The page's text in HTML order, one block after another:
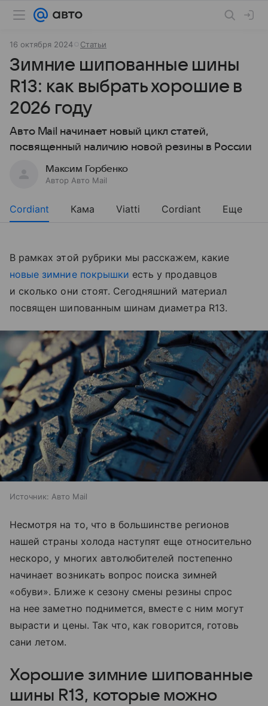
16 октября 2024 Статьи
Зимние шипованные шины
R13: как выбрать хорошие в
2026 году
Авто Mail начинает новый цикл статей,
посвященный наличию новой резины в России
Максим Горбенко
Автор Авто Mail
Cordiant Кама Viatti Cordiant Еще
В рамках этой рубрики мы расскажем, какие
новые зимние покрышки есть у продавцов
и сколько они стоят. Сегодняшний материал
посвящен шипованным шинам диаметра R13.
Источник: Авто Mail
Несмотря на то, что в большинстве регионов
нашей страны холода наступят еще относительно
нескоро, у многих автолюбителей постепенно
начинает возникать вопрос поиска зимней
«обуви». Ближе к сезону смены резины спрос
на нее заметно поднимется, вместе с ним могут
вырасти и цены. Так что, как говорится, готовь
сани летом.
Хорошие зимние шипованные
шины R13, которые можно